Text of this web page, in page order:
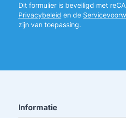
Dit formulier is beveiligd met
Privacybeleid en de
zijn van toepassing.
Informatie